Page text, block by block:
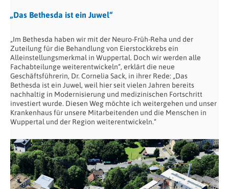
„Das Bethesda ist ein Juwel“
„Im Bethesda haben wir mit der Neuro-Früh-Reha und der
Zuteilung für die Behandlung von Eierstockkrebs ein
Alleinstellungsmerkmal in Wuppertal. Doch wir werden alle
Fachabteilunge weiterentwickeln“, erklärt die neue
Geschäftsführerin, Dr. Cornelia Sack, in ihrer Rede: „Das
Bethesda ist ein Juwel, weil hier seit vielen Jahren bereits
nachhaltig in Modernisierung und medizinischen Fortschritt
investiert wurde. Diesen Weg möchte ich weitergehen und unser
Krankenhaus für unsere Mitarbeitenden und die Menschen in
Wuppertal und der Region weiterentwickeln.“